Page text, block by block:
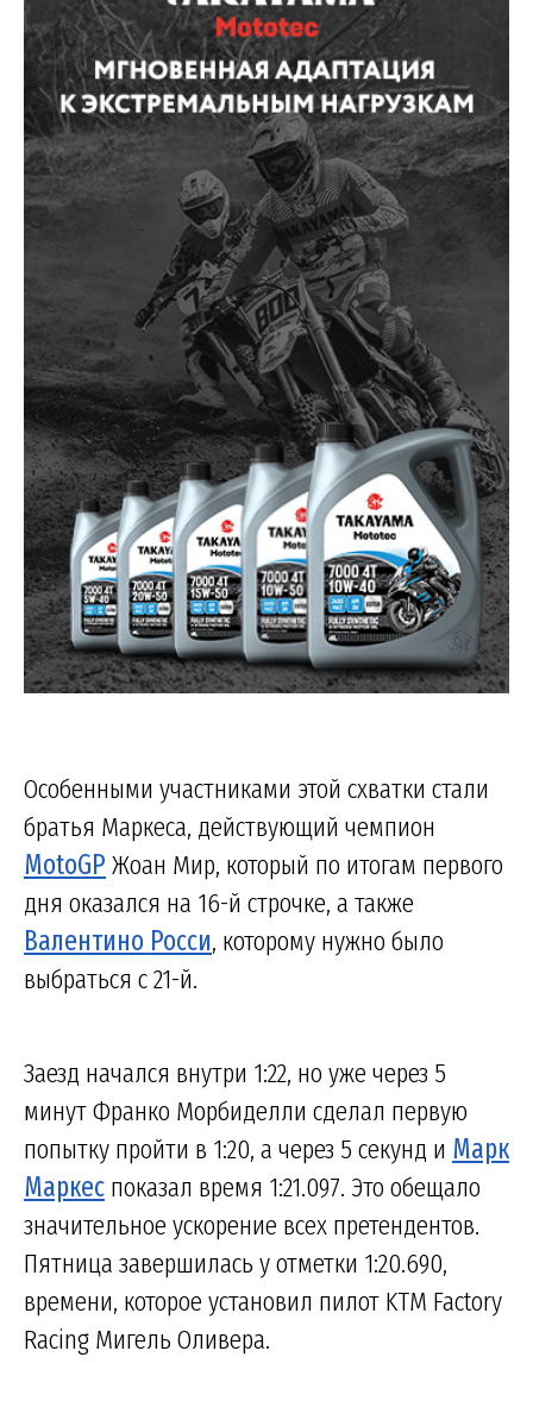
Особенными участниками этой схватки стали
братья Маркеса, действующий чемпион
MotoGP Жоан Мир, который по итогам первого
дня оказался на 16-й строчке, а также
Валентино Росси, которому нужно было
выбраться с 21-й.
Заезд начался внутри 1:22, но уже через 5
минут Франко Морбиделли сделал первую
попытку пройти в 1:20, а через 5 секунд и Марк
Маркес показал время 1:21.097. Это обещало
значительное ускорение всех претендентов.
Пятница завершилась у отметки 1:20.690,
времени, которое установил пилот KTM Factory
Racing Мигель Оливера.